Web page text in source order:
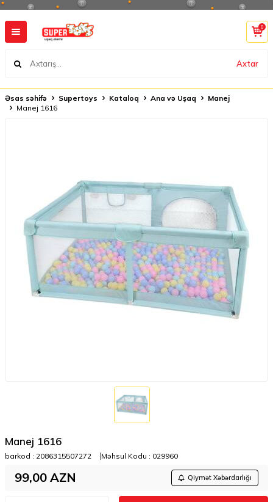
Axtar
0
Əsas səhifə Supertoys Kataloq Ana və Uşaq
Manej
Manej 1616
Manej 1616
barkod : 2086315507272 Məhsul Kodu : 029960
99,00 AZN Qiymət Xəbərdarlığı